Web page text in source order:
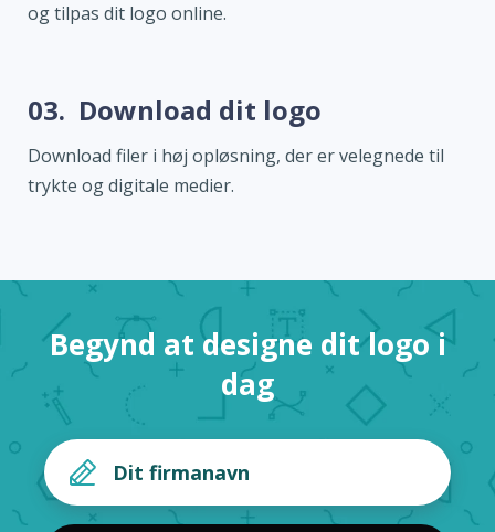
og tilpas dit logo online.
03. Download dit logo
Download filer i høj opløsning, der er velegnede til
trykte og digitale medier.
Begynd at designe dit logo i
dag